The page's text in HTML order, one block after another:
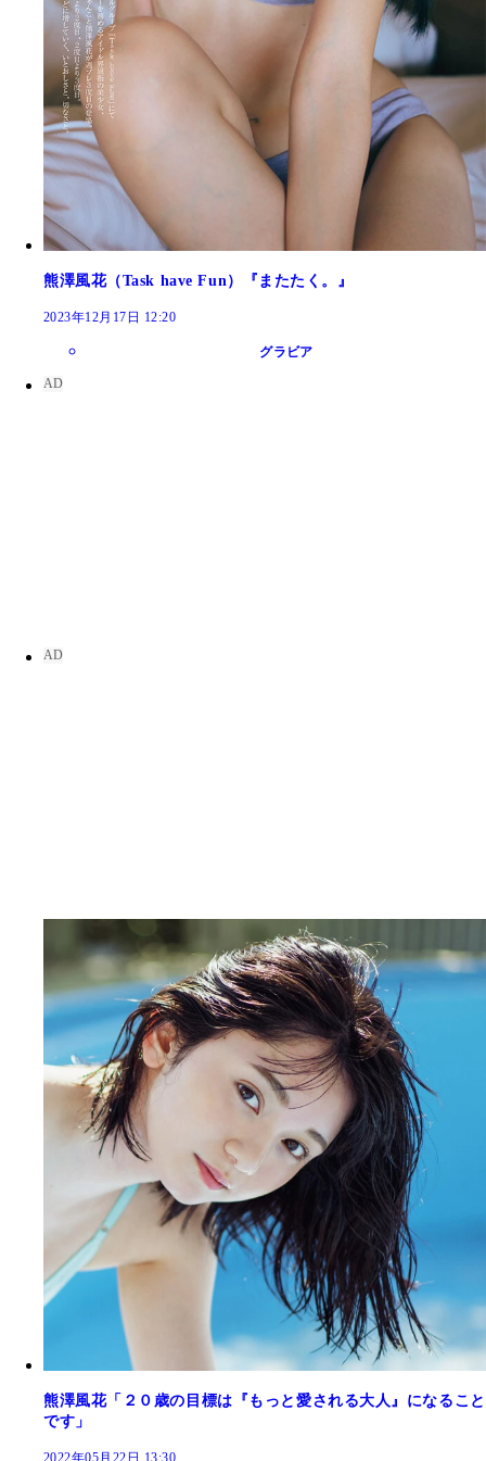
熊澤風花（Task have Fun）『またたく。』
2023年12月17日 12:20
グラビア
熊澤風花「２０歳の目標は『もっと愛される大人』になること
です」
2022年05月22日 13:30